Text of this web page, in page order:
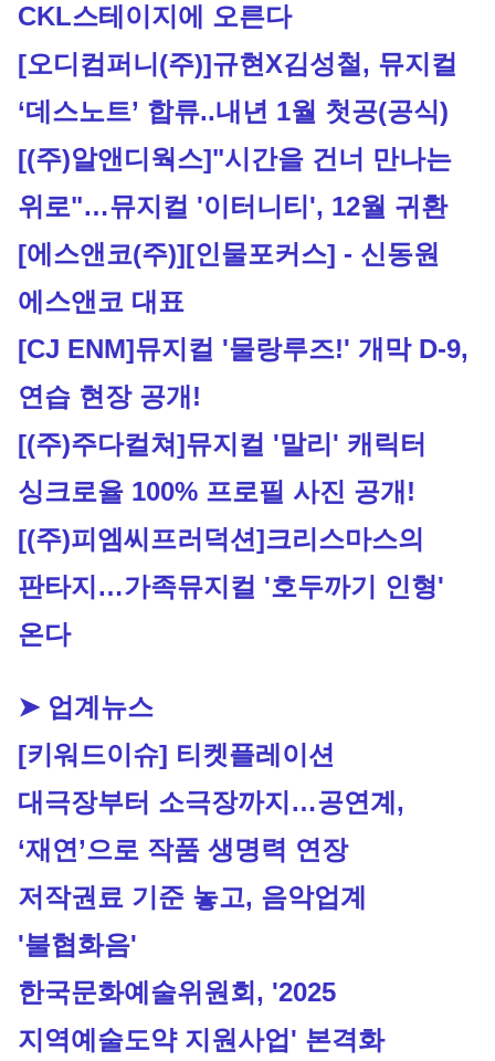
CKL스테이지에 오른다
[오디컴퍼니(주)]규현X김성철, 뮤지컬
‘데스노트’ 합류..내년 1월 첫공(공식)
[(주)알앤디웍스]"시간을 건너 만나는
위로"…뮤지컬 '이터니티', 12월 귀환
[에스앤코(주)][인물포커스] - 신동원
에스앤코 대표
[CJ ENM]뮤지컬 '물랑루즈!' 개막 D-9,
연습 현장 공개!
[(주)주다컬쳐]뮤지컬 '말리' 캐릭터
싱크로율 100% 프로필 사진 공개!
[(주)피엠씨프러덕션]크리스마스의
판타지…가족뮤지컬 '호두까기 인형'
온다
➤ 업계뉴스
[키워드이슈] 티켓플레이션
대극장부터 소극장까지…공연계,
‘재연’으로 작품 생명력 연장
저작권료 기준 놓고, 음악업계
'불협화음'
한국문화예술위원회, '2025
지역예술도약 지원사업' 본격화